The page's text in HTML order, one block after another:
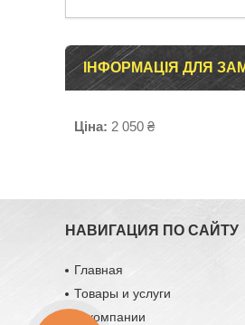
ІНФОРМАЦІЯ ДЛЯ
Ціна: 2 050 ₴
НАВИГАЦИЯ ПО САЙТУ
Главная
Товары и услуги
О компании